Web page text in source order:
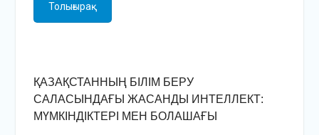
Толығырақ
ҚАЗАҚСТАННЫҢ БІЛІМ БЕРУ
САЛАСЫНДАҒЫ ЖАСАНДЫ ИНТЕЛЛЕКТ:
МҮМКІНДІКТЕРІ МЕН БОЛАШАҒЫ